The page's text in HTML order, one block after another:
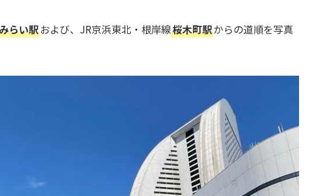
らい駅および、JR京浜東北・根岸線桜木町駅からの道順を写真